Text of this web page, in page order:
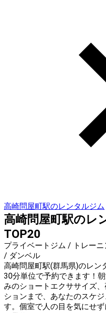
高崎問屋町駅のレンタルジム
高崎問屋町駅のレ
TOP20
プライベートジム / トレー
/ ダンベル
高崎問屋町駅(群馬県)のレン
30分単位で予約できます！
みのショートエクササイズ
ションまで、あなたのスケ
す。個室で人の目を気にせ